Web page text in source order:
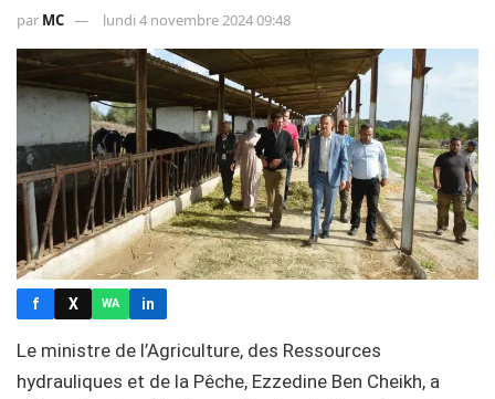
par MC lundi 4 novembre 2024 09:48
f X WA in
Le ministre de l’Agriculture, des Ressources
hydrauliques et de la Pêche, Ezzedine Ben Cheikh, a